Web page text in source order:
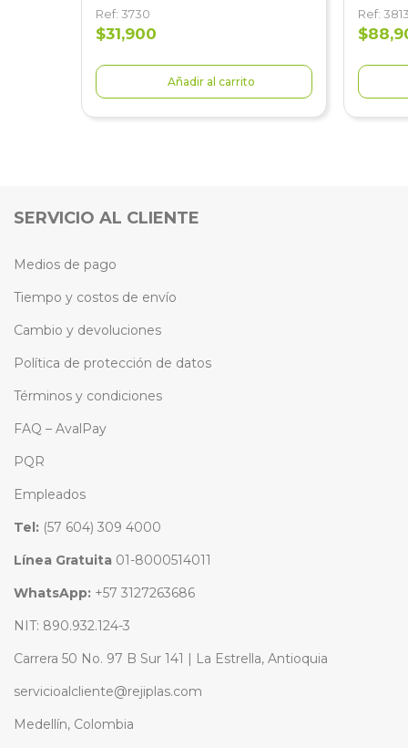
Ref: 3730
$31,900
Añadir al carrito
Ref:
SERVICIO AL CLIENTE
Medios de pago
Tiempo y costos de envío
Cambio y devoluciones
Política de protección de datos
Términos y condiciones
FAQ – AvalPay
PQR
Empleados
Tel: (57 604) 309 4000
Línea Gratuita 01-8000514011
WhatsApp: +57 3127263686
NIT: 890.932.124-3
Carrera 50 No. 97 B Sur 141 | La Estrella, Antioquia
servicioalcliente@rejiplas.com
Medellín, Colombia